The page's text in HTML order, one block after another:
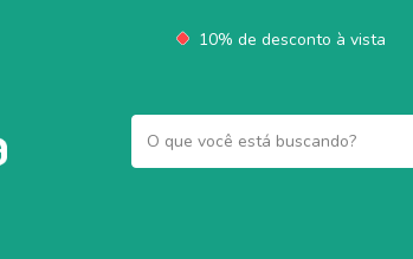
10% de desconto à vista